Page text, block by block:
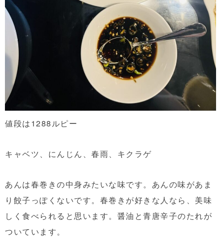
値段は1288ルピー
キャベツ、にんじん、春雨、キクラゲ
あんは春巻きの中身みたいな味です。あんの味があま
り餃子っぽくないです。春巻きが好きな人なら、美味
しく食べられると思います。醤油と青唐辛子のたれが
ついています。